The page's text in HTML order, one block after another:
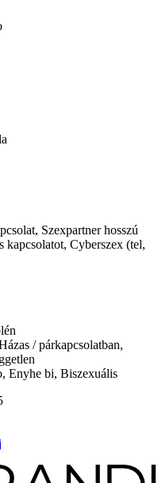
Szexpartner hosszú
Cyberszex (tel,
/ párkapcsolatban,
Enyhe bi, Biszexuális